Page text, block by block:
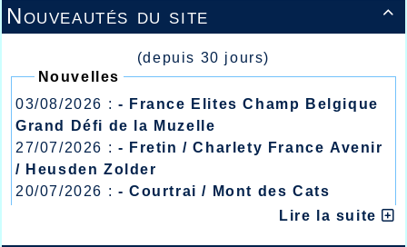

Nouveautés du site
(depuis 30 jours)
Nouvelles
03/08/2026 : - France Elites Champ Belgique
Grand Défi de la Muzelle
27/07/2026 : - Fretin / Charlety France Avenir
/ Heusden Zolder
20/07/2026 : - Courtrai / Mont des Cats
- Lyon / Meeting Abeilles /Lire la suite